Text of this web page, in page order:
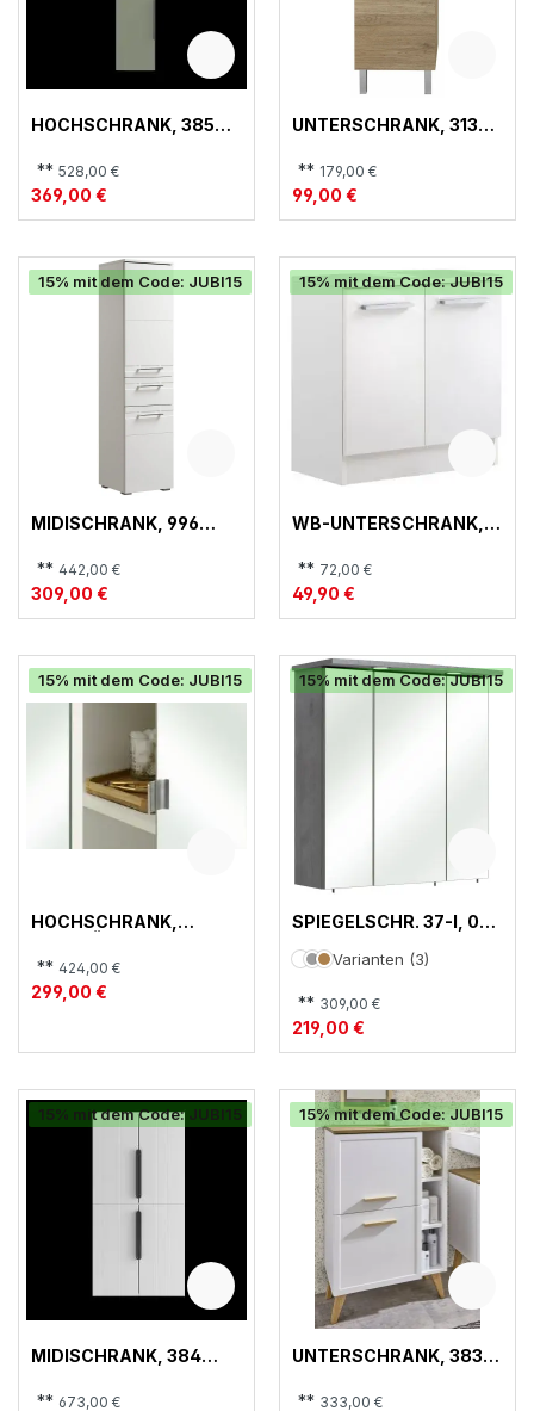
HOCHSCHRANK, 385
** 528,00 €
369,00 €
UNTERSCHRANK, 313
** 179,00 €
99,00 €
15% mit dem Code: JUBI15
MIDISCHRANK, 996
** 442,00 €
309,00 €
15% mit dem Code: JUBI15
WB-UNTERSCHRANK,
** 72,00 €
49,90 €
15% mit dem Code: JUBI15
HOCHSCHRANK,
** 424,00 €
299,00 €
15% mit dem Code: JUBI15
SPIEGELSCHR. 37-I, 045
Varianten (3)
** 309,00 €
219,00 €
15% mit dem Code: JUBI15
MIDISCHRANK, 384
** 673,00 €
15% mit dem Code: JUBI15
UNTERSCHRANK, 383
** 333,00 €